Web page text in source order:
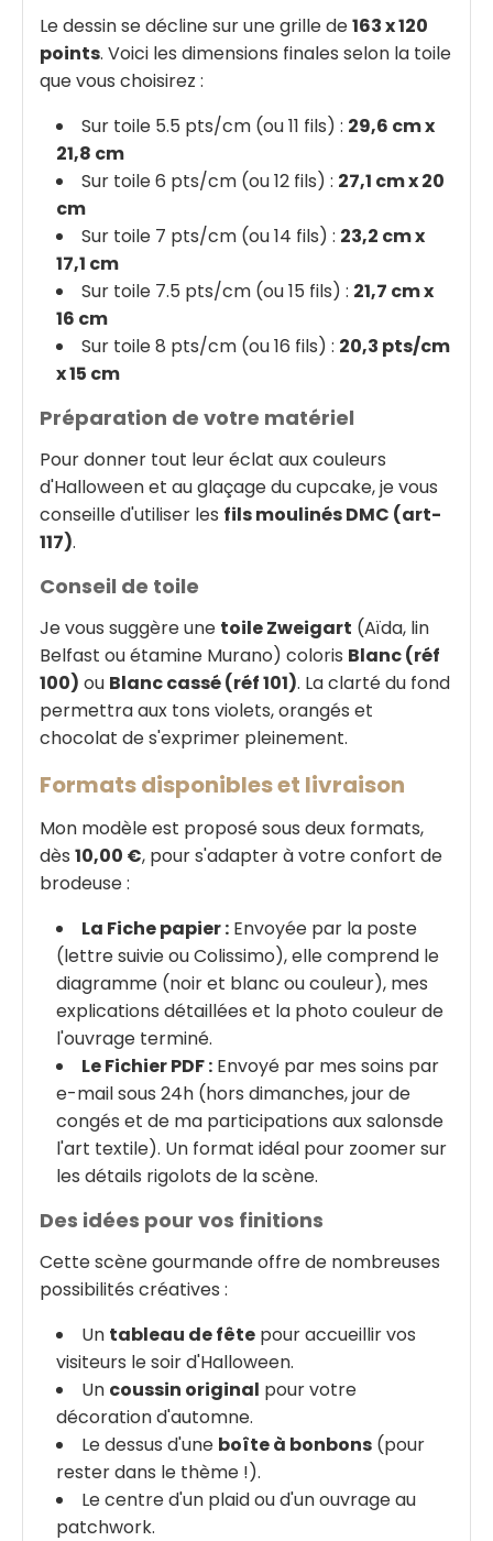
Le dessin se décline sur une grille de163 x 120
points. Voici les dimensions finales selon la toile
que vous choisirez :
Sur toile 5.5 pts/cm (ou 11 fils) : 29,6 cm x
21,8 cm
Sur toile 6 pts/cm (ou 12 fils) : 27,1 cm x 20
cm
Sur toile 7 pts/cm (ou 14 fils) : 23,2 cm x
17,1 cm
Sur toile 7.5 pts/cm (ou 15 fils) : 21,7 cm x
16 cm
Sur toile 8 pts/cm (ou 16 fils) : 20,3 pts/cm
x 15 cm
Préparation de votre matériel
Pour donner tout leur éclat aux couleurs
d'Halloween et au glaçage du cupcake, je vous
conseille d'utiliser les fils moulinésDMC (art-
117).
Conseil de toile
Je vous suggère une toile Zweigart (Aïda, lin
Belfast ou étamine Murano) coloris Blanc (réf
100) ou Blanc cassé (réf 101). La clarté du fond
permettra aux tons violets, orangés et
chocolat de s'exprimer pleinement.
Formats disponibles et livraison
Mon modèle est proposé sous deux formats,
dès 10,00 €, pour s'adapter à votre confort de
brodeuse :
La Fiche papier : Envoyée par la poste
(lettre suivie ou Colissimo), elle comprend le
diagramme (noir et blanc ou couleur), mes
explications détaillées et la photo couleur de
l'ouvrage terminé.
Le Fichier PDF : Envoyé par mes soins par
e-mail sous 24h (hors dimanches, jour de
congés et de ma participations aux salonsde
l'art textile). Un format idéal pour zoomer sur
les détails rigolots de la scène.
Des idées pour vos finitions
Cette scène gourmande offre de nombreuses
possibilités créatives :
Un tableau de fête pour accueillir vos
visiteurs le soir d'Halloween.
Un coussin original pour votre
décoration d'automne.
Le dessus d'une boîte à bonbons (pour
rester dans le thème !).
Le centre d'un plaid ou d'un ouvrage au
patchwork.